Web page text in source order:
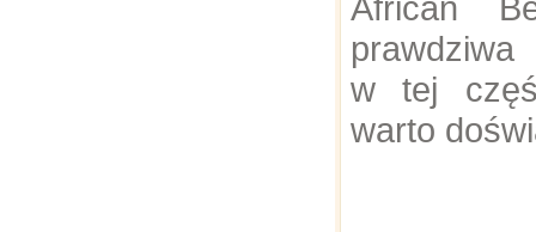
prawdziwa
w tej
warto